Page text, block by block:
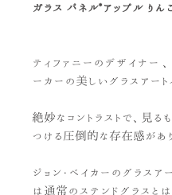
ガラス パネル*アップル りん
ティファニーのデザイナー 、
ーカーの美しいグラスアート
絶妙なコントラストで、見る
つける圧倒的な存在感があり
ジョン・ベイカーのグラスア
は通常のステンドグラスとは